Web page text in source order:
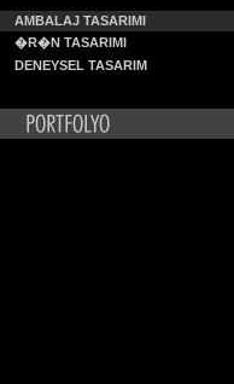
YENİ RAKI RASTGELE
BAHÇIVAN L.P.T
TEKİRDAĞ NO10
EFES PİLSEN UNFILTERED
EFES PİLSEN BAHARA ÖZEL
AMBALAJ TASARIMI
�R�N TASARIMI
DENEYSEL TASARIM